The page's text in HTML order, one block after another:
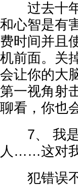
过去十年
和心智是有
费时间并且
机前面。关
会让你的大
第一视角射
聊看，你也
7、 我是
人……这对我
犯错误不